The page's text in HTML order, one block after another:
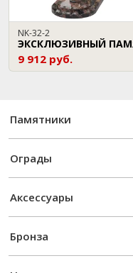
NK-32-2
9 912 руб.
Памятники
Ограды
Аксессуары
Бронза